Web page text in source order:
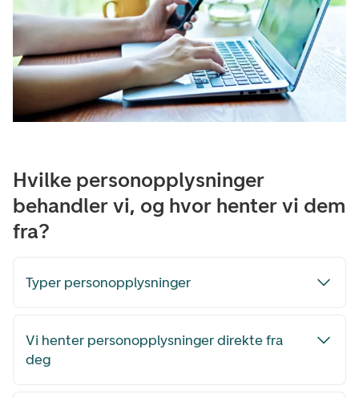
Hvilke personopplysninger
behandler vi, og hvor henter vi dem
fra?
Typer personopplysninger
Vi henter personopplysninger direkte fra
deg